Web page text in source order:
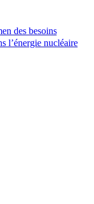
des besoins
l’énergie nucléaire